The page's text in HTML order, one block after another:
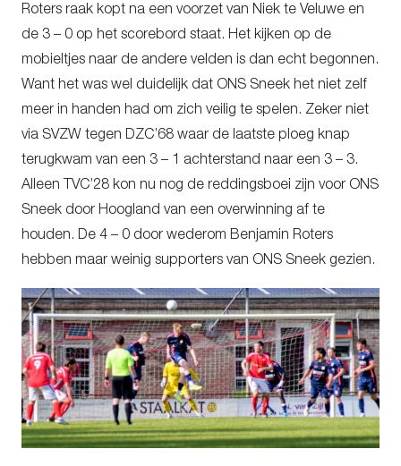
Roters raak kopt na een voorzet van Niek te Veluwe en
de 3 – 0 op het scorebord staat. Het kijken op de
mobieltjes naar de andere velden is dan echt begonnen.
Want het was wel duidelijk dat ONS Sneek het niet zelf
meer in handen had om zich veilig te spelen. Zeker niet
via SVZW tegen DZC’68 waar de laatste ploeg knap
terugkwam van een 3 – 1 achterstand naar een 3 – 3.
Alleen TVC’28 kon nu nog de reddingsboei zijn voor ONS
Sneek door Hoogland van een overwinning af te
houden. De 4 – 0 door wederom Benjamin Roters
hebben maar weinig supporters van ONS Sneek gezien.